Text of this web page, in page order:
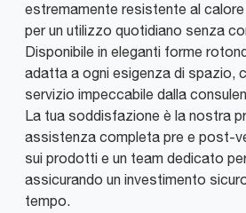
estremamente resistente al calore
per un utilizzo quotidiano senza
Disponibile in eleganti forme
adatta a ogni esigenza di spazio,
servizio impeccabile dalla
La tua soddisfazione è la nostra
assistenza completa pre e post-
sui prodotti e un team dedicato
assicurando un investimento
tempo.